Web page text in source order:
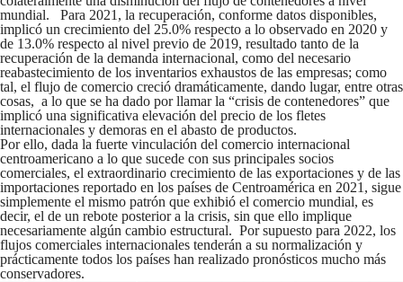
mundial. Para 2021, la recuperación, conforme datos disponibles,
implicó un crecimiento del 25.0% respecto a lo observado en 2020 y
de 13.0% respecto al nivel previo de 2019, resultado tanto de la
recuperación de la demanda internacional, como del necesario
reabastecimiento de los inventarios exhaustos de las empresas; como
tal, el flujo de comercio creció dramáticamente, dando lugar, entre otras
cosas, a lo que se ha dado por llamar la “crisis de contenedores” que
implicó una significativa elevación del precio de los fletes
internacionales y demoras en el abasto de productos.
Por ello, dada la fuerte vinculación del comercio internacional
centroamericano a lo que sucede con sus principales socios
comerciales, el extraordinario crecimiento de las exportaciones y de las
importaciones reportado en los países de Centroamérica en 2021, sigue
simplemente el mismo patrón que exhibió el comercio mundial, es
decir, el de un rebote posterior a la crisis, sin que ello implique
necesariamente algún cambio estructural. Por supuesto para 2022, los
flujos comerciales internacionales tenderán a su normalización y
prácticamente todos los países han realizado pronósticos mucho más
conservadores.